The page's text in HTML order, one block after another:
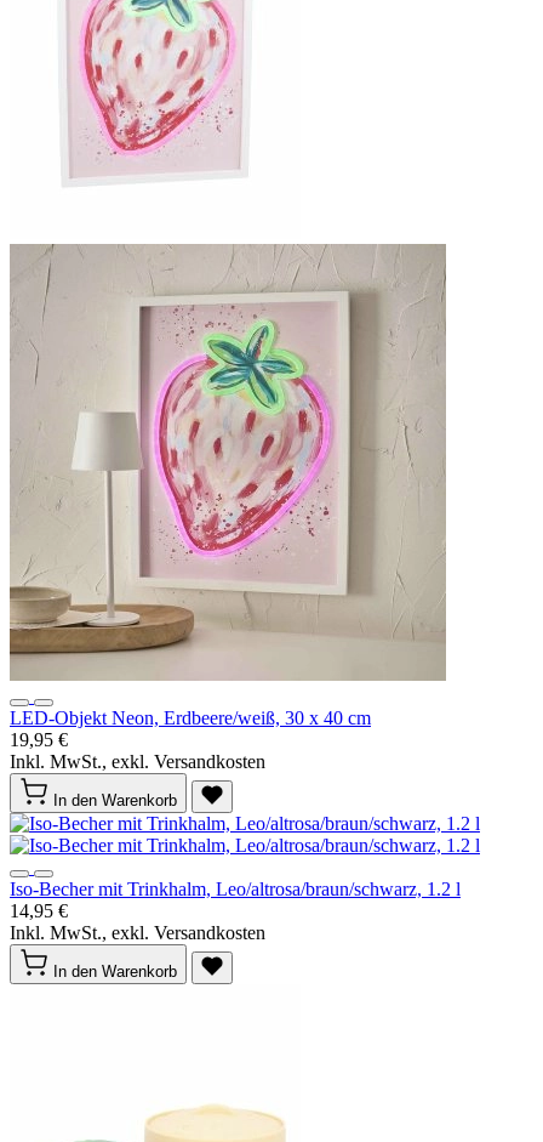
LED-Objekt Neon, Erdbeere/weiß, 30 x 40 cm
19,95 €
Inkl. MwSt., exkl. Versandkosten
In den Warenkorb
Iso-Becher mit Trinkhalm, Leo/altrosa/braun/schwarz, 1.2 l
14,95 €
Inkl. MwSt., exkl. Versandkosten
In den Warenkorb